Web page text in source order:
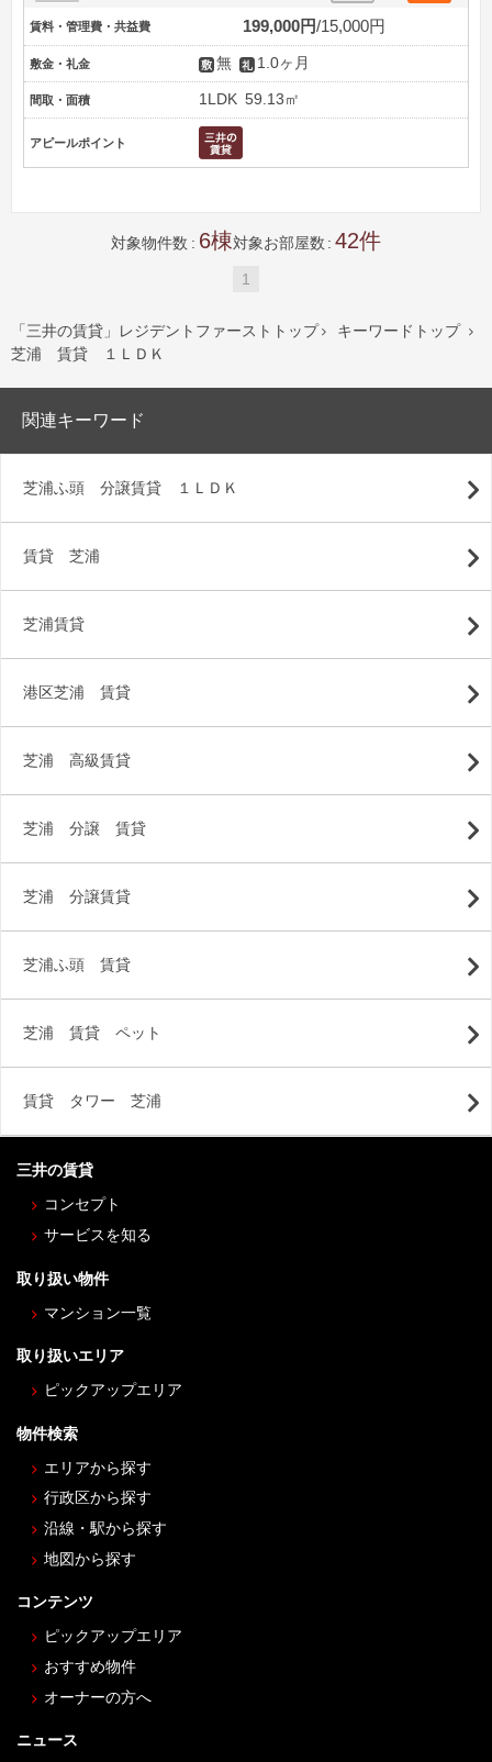
賃料・管理費・共益費 199,000円 15,000円
敷金・礼金 無 1.0ヶ月
間取・面積 1LDK 59.13㎡
アピールポイント
対象物件数 6 対象お部屋数 42
1
「三井の賃貸」レジデントファーストトップ  キーワードトップ 
芝浦 賃貸 １ＬＤＫ
関連キーワード
芝浦ふ頭 分譲賃貸 １ＬＤＫ
賃貸 芝浦
芝浦賃貸
港区芝浦 賃貸
芝浦 高級賃貸
芝浦 分譲 賃貸
芝浦 分譲賃貸
芝浦ふ頭 賃貸
芝浦 賃貸 ペット
賃貸 タワー 芝浦
三井の賃貸
コンセプト
サービスを知る
取り扱い物件
マンション一覧
取り扱いエリア
ピックアップエリア
物件検索
エリアから探す
行政区から探す
沿線・駅から探す
地図から探す
コンテンツ
ピックアップエリア
おすすめ物件
オーナーの方へ
ニュース